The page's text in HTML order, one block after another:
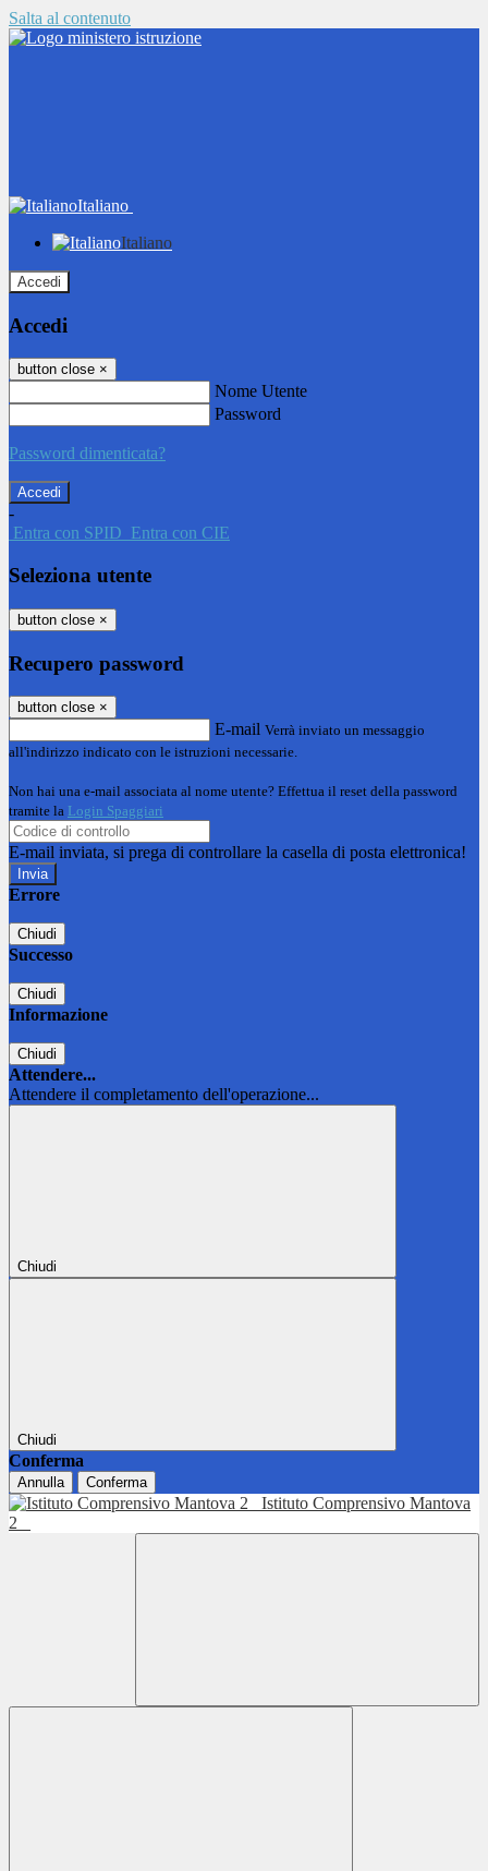
Salta al contenuto
Italiano
Italiano
Accedi
Accedi
button close ×
Nome Utente
Password
Password dimenticata?
-
Entra con SPID Entra con CIE
Seleziona utente
button close ×
Recupero password
button close ×
E-mail Verrà inviato un messaggio
all'indirizzo indicato con le istruzioni necessarie.
Non hai una e-mail associata al nome utente? Effettua il reset della password
tramite la Login Spaggiari
E-mail inviata, si prega di controllare la casella di posta elettronica!
Errore
Chiudi
Successo
Chiudi
Informazione
Chiudi
Attendere...
Attendere il completamento dell'operazione...
Chiudi
Chiudi
Conferma
Annulla Conferma
Istituto Comprensivo Mantova
2